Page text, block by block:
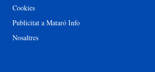
Cookies
Publicitat a Mataró Info
Nosaltres